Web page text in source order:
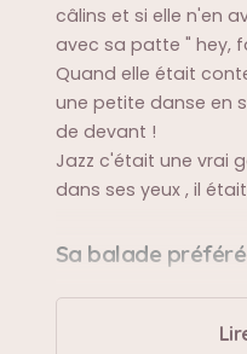
câlins et si elle n'en
avec sa patte " hey,
Quand elle était
une petite danse en
de devant !
Jazz c'était une vrai
dans ses yeux , il
Sa balade
Elle adorait la voiture !